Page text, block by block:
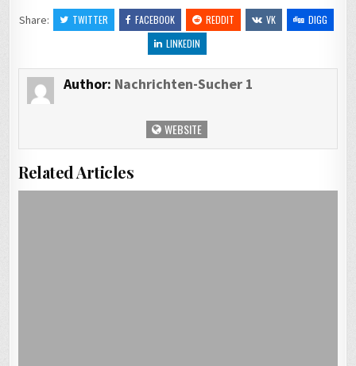
Share:
TWITTER FACEBOOK REDDIT VK
DIGG
LINKEDIN
Author: Nachrichten-Sucher 1
WEBSITE
Related Articles